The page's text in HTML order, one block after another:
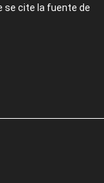
se cite la fuente de